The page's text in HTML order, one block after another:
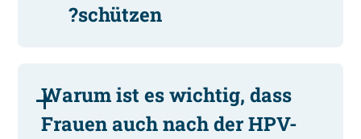
schützen?
Warum ist es wichtig, dass
Frauen auch nach der HPV-